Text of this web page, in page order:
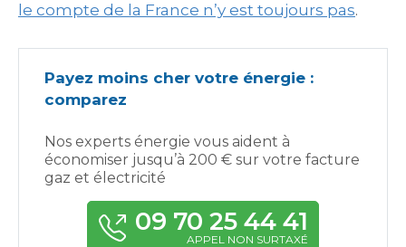
le compte de la France n’y est toujours pas.
Payez moins cher votre énergie :
comparez
Nos experts énergie vous aident à
économiser jusqu’à 200 € sur votre facture
gaz et électricité
09 70 25 44 41
APPEL NON SURTAXÉ